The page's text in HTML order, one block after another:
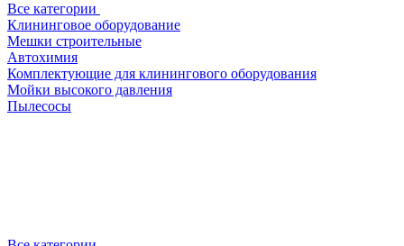
Все категории
Клининговое оборудование
Мешки строительные
Автохимия
Комплектующие для клинингового оборудования
Мойки высокого давления
Пылесосы